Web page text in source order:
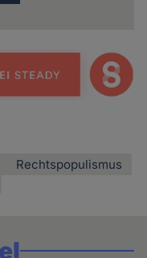
Rechtspopulismus